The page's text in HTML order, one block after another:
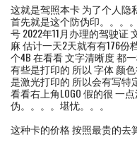
这就是驾照本卡 为了个人隐
首先就是这个防伪印。。。
号 2022年11月办理的驾驶证
麻 估计一天2天就有有176
个4B 在看看 文字清晰度 都
有些是打印的 所以 字体 颜
是激光打印的 所以会有写特
看看右上角LOGO 假的很 一
伪。。。。堪忧。。。
这种卡的价格 按照最贵的去